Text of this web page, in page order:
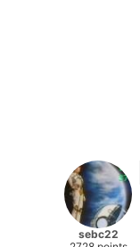
sebc22